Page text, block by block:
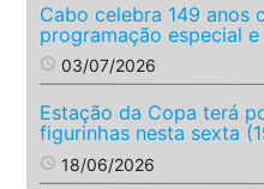
Cabo celebra 149 anos
programação especial
access_time 03/07/2026
Estação da Copa terá
figurinhas nesta sexta
access_time 18/06/2026